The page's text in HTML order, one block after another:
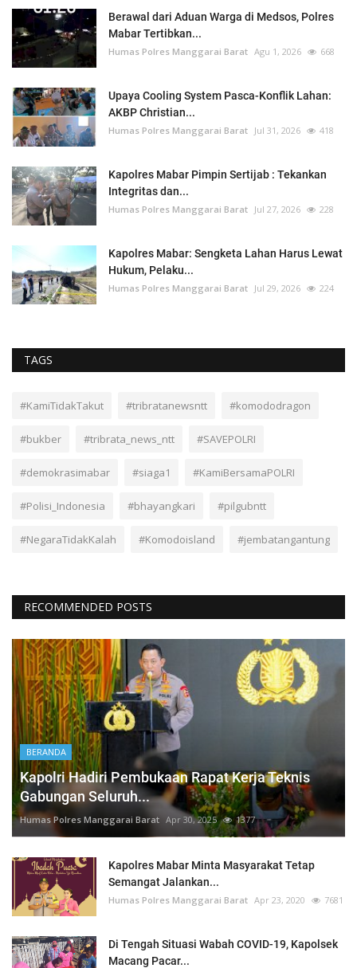
Berawal dari Aduan Warga di Medsos, Polres
Mabar Tertibkan...
Humas Polres Manggarai Barat Agu 1, 2026 668
Upaya Cooling System Pasca-Konflik Lahan:
AKBP Christian...
Humas Polres Manggarai Barat Jul 31, 2026 418
Kapolres Mabar Pimpin Sertijab : Tekankan
Integritas dan...
Humas Polres Manggarai Barat Jul 27, 2026 228
Kapolres Mabar: Sengketa Lahan Harus Lewat
Hukum, Pelaku...
Humas Polres Manggarai Barat Jul 29, 2026 224
TAGS
#KamiTidakTakut #tribratanewsntt #komododragon
#bukber #tribrata_news_ntt #SAVEPOLRI
#demokrasimabar #siaga1 #KamiBersamaPOLRI
#Polisi_Indonesia #bhayangkari #pilgubntt
#NegaraTidakKalah #Komodoisland #jembatangantung
RECOMMENDED POSTS
BERANDA
Kapolri Hadiri Pembukaan Rapat Kerja Teknis
Gabungan Seluruh...
Humas Polres Manggarai Barat Apr 30, 2025 1377
Kapolres Mabar Minta Masyarakat Tetap
Semangat Jalankan...
Humas Polres Manggarai Barat Apr 23, 2020 7681
Di Tengah Situasi Wabah COVID-19, Kapolsek
Macang Pacar...